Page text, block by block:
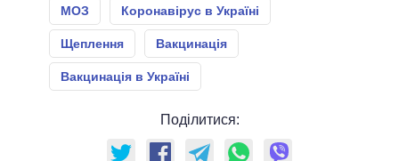
МОЗ Коронавірус в Україні
Щеплення Вакцинація
Вакцинація в Україні
Поділитися: